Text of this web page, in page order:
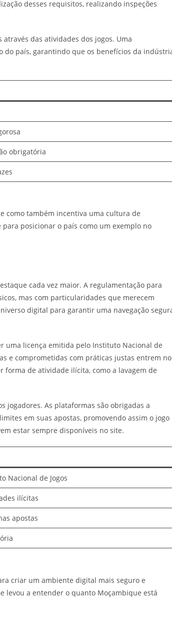
desses requisitos, realizando inspeções
das atividades dos jogos. Uma
do país, garantindo que os benefícios da
obrigatória
como também incentiva uma cultura de
posicionar o país como um exemplo no
cada vez maior. A regulamentação para
mas com particularidades que merecem
digital para garantir uma navegação
uma licença emitida pelo Instituto Nacional de
e comprometidas com práticas justas entrem no
forma de atividade ilícita, como a lavagem de
jogadores. As plataformas são obrigadas a
em suas apostas, promovendo assim o jogo
estar sempre disponíveis no site.
Nacional de Jogos
ilícitas
apostas
criar um ambiente digital mais seguro e
levou a entender o quanto Moçambique está